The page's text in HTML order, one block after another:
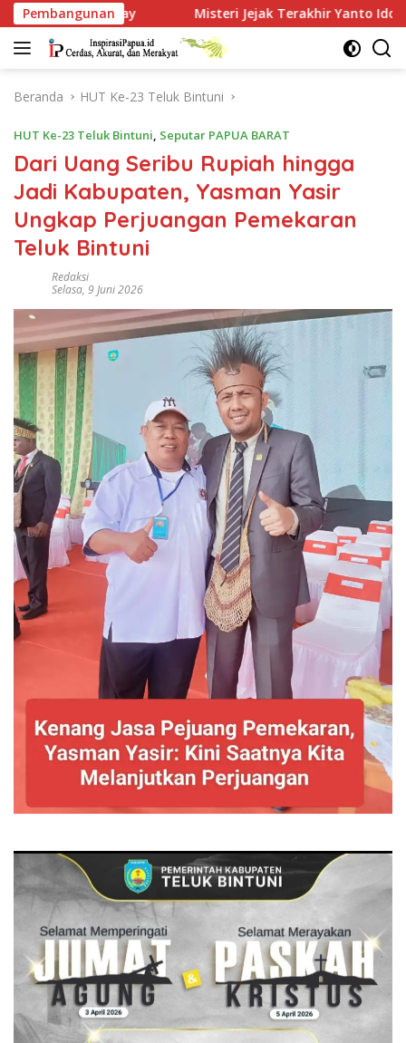
Langsung
ke
konten
Pembangunan
Misteri Jejak Terakhir Yanto Idoorway dan Kesaksian
Beranda HUT Ke-23 Teluk Bintuni
HUT Ke-23 Teluk Bintuni, Seputar PAPUA BARAT
Dari Uang Seribu Rupiah hingga
Jadi Kabupaten, Yasman Yasir
Ungkap Perjuangan Pemekaran
Teluk Bintuni
Redaksi
Selasa, 9 Juni 2026